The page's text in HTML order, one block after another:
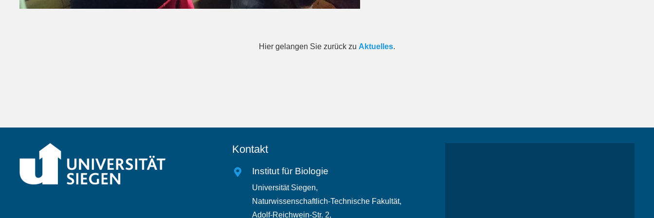
Hier gelangen Sie zurück zu Aktuelles.
Kontakt
Institut für Biologie
Universität Siegen,
Naturwissenschaftlich-Technische Fakultät,
Adolf-Reichwein-Str. 2,